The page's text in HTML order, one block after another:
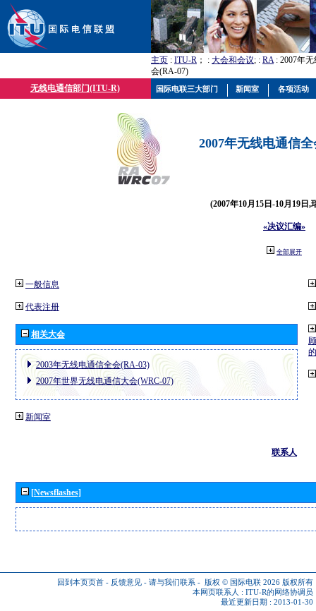
主页 : ITU-R ； : 大会和会议; : RA: 2007年
会(RA-07)
无线电通信部门(ITU-R)
2007年无线电通信
(2007年10月15日-10月19日,
«决议汇编»
全部展开
一般信息
代表注册
相关大会
2003年无线电通信全会(RA-03)
2007年世界无线电通信大会(WRC-07)
新闻室
联系人
[Newsflashes]
回到本页页首 - 反馈意见 - 请与我们联系 - 版权 © 国际电联 2026 版权所有
本网页联系人 : ITU-R的网络协调员
最近更新日期 : 2013-01-30
国际电联三大部门 新闻室 各项活动